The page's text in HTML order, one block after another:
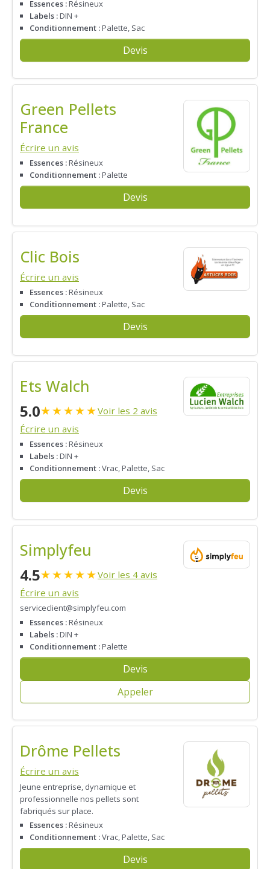
Essences :Résineux
Labels :DIN +
Conditionnement :Palette, Sac
Devis
Green Pellets
France
Écrire un avis
Essences :Résineux
Conditionnement :Palette
Devis
Clic Bois
Écrire un avis
Essences :Résineux
Conditionnement :Palette, Sac
Devis
Ets Walch
5.0★★★★★Voir les 2 avis
Écrire un avis
Essences :Résineux
Labels :DIN +
Conditionnement :Vrac, Palette, Sac
Devis
Simplyfeu
4.5★★★★★Voir les 4 avis
Écrire un avis
serviceclient@simplyfeu.com
Essences :Résineux
Labels :DIN +
Conditionnement :Palette
Devis
Appeler
Drôme Pellets
Écrire un avis
Jeune entreprise, dynamique et
professionnelle nos pellets sont
fabriqués sur place.
Essences :Résineux
Conditionnement :Vrac, Palette, Sac
Devis